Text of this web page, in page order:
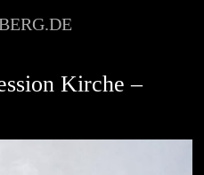
Kirche –